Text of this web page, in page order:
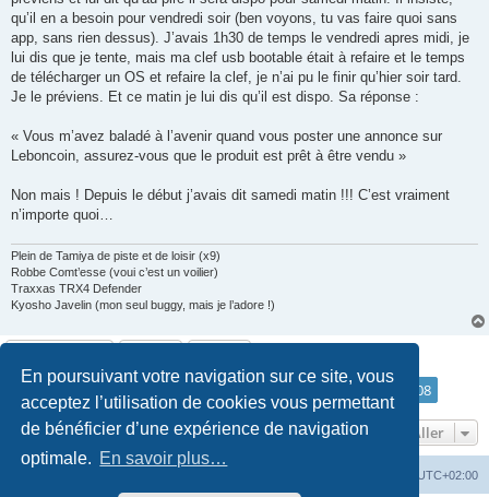
En poursuivant votre navigation sur ce site, vous
acceptez l’utilisation de cookies vous permettant
de bénéficier d’une expérience de navigation
optimale. En savoir plus…
qu’il en a besoin pour vendredi soir (ben voyons, tu vas faire quoi sans
app, sans rien dessus). J’avais 1h30 de temps le vendredi apres midi, je
lui dis que je tente, mais ma clef usb bootable était à refaire et le temps
de télécharger un OS et refaire la clef, je n’ai pu le finir qu’hier soir tard.
Je le préviens. Et ce matin je lui dis qu’il est dispo. Sa réponse :
« Vous m’avez baladé à l’avenir quand vous poster une annonce sur
Leboncoin, assurez-vous que le produit est prêt à être vendu »
Non mais ! Depuis le début j’avais dit samedi matin !!! C’est vraiment
n’importe quoi…
Plein de Tamiya de piste et de loisir (x9)
Robbe Comt’esse (voui c’est un voilier)
Traxxas TRX4 Defender
Kyosho Javelin (mon seul buggy, mais je l’adore !)
Page108sur108
Précédent
1 106 108
Aller
UTC+02:00